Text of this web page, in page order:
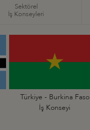
Sektörel
İş Konseyleri
Türkiye - Burkina Faso
İş Konseyi